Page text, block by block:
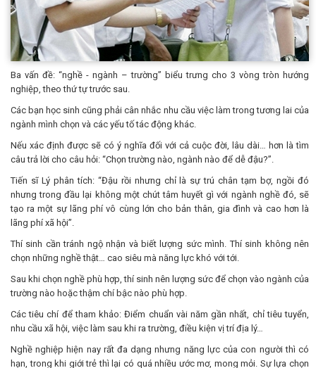
Ba vấn đề: “nghề - ngành – trường” biểu trưng cho 3 vòng tròn hướng
nghiệp, theo thứ tự trước sau.
Các bạn học sinh cũng phải cân nhắc nhu cầu việc làm trong tương lai của
ngành mình chọn và các yếu tố tác động khác.
Nếu xác định được sẽ có ý nghĩa đối với cả cuộc đời, lâu dài… hơn là tìm
câu trả lời cho câu hỏi: “Chọn trường nào, ngành nào để dễ đậu?”.
Tiến sĩ Lý phân tích: “Đậu rồi nhưng chỉ là sự trú chân tạm bợ, ngồi đó
nhưng trong đầu lại không một chút tâm huyết gì với ngành nghề đó, sẽ
tạo ra một sự lãng phí vô cùng lớn cho bản thân, gia đình và cao hơn là
lãng phí xã hội”.
Thí sinh cần tránh ngộ nhận và biết lượng sức mình. Thí sinh không nên
chọn những nghề thật… cao siêu mà năng lực khó với tới.
Sau khi chọn nghề phù hợp, thí sinh nên lượng sức để chọn vào ngành của
trường nào hoặc thậm chí bậc nào phù hợp.
Các tiêu chí để tham khảo: Điểm chuẩn vài năm gần nhất, chỉ tiêu tuyển,
nhu cầu xã hội, việc làm sau khi ra trường, điều kiện vị trí địa lý…
Nghề nghiệp hiện nay rất đa dạng nhưng năng lực của con người thì có
hạn, trong khi giới trẻ thì lại có quá nhiều ước mơ, mong mỏi. Sự lựa chọn